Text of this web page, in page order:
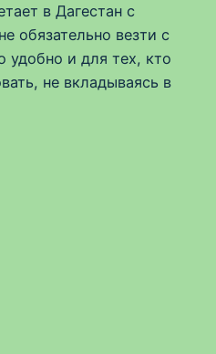
в Дагестан с
обязательно везти с
удобно и для тех, кто
не вкладываясь в